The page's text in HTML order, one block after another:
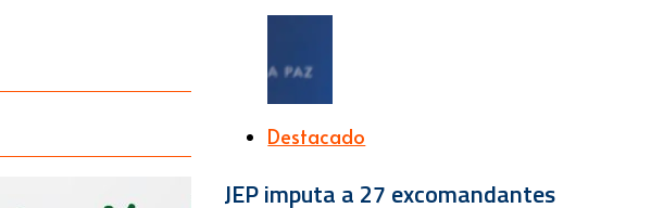
Destacado
JEP imputa a 27 excomandantes